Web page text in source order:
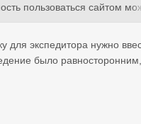
пользоваться сайтом
АТи? Практически любой
условие есть в договоре
это ваше
простить перевозчиках,
для экспедитора нужно
было